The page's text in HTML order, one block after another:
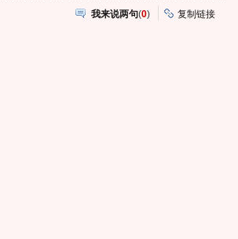
我来说两句(0) 复制链接